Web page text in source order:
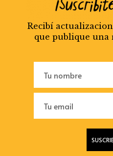
Recibí
que publique una